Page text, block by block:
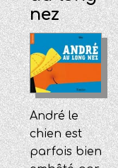
nez
André le
chien est
parfois bien